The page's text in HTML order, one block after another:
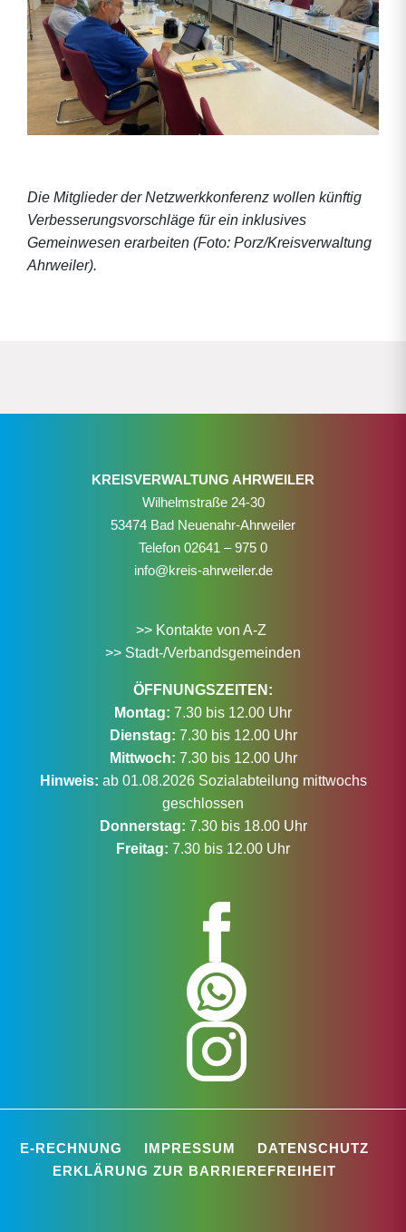
Die Mitglieder der Netzwerkkonferenz wollen künftig
Verbesserungsvorschläge für ein inklusives
Gemeinwesen erarbeiten (Foto: Porz/Kreisverwaltung
Ahrweiler).
KREISVERWALTUNG AHRWEILER
Wilhelmstraße 24-30
53474 Bad Neuenahr-Ahrweiler
Telefon 02641 – 975 0
info@kreis-ahrweiler.de
>> Kontakte von A-Z
>> Stadt-/Verbandsgemeinden
ÖFFNUNGSZEITEN:
Montag: 7.30 bis 12.00 Uhr
Dienstag: 7.30 bis 12.00 Uhr
Mittwoch: 7.30 bis 12.00 Uhr
Hinweis: ab 01.08.2026 Sozialabteilung mittwochs
geschlossen
Donnerstag: 7.30 bis 18.00 Uhr
Freitag: 7.30 bis 12.00 Uhr
E-RECHNUNG IMPRESSUM
DATENSCHUTZ
ERKLÄRUNG ZUR BARRIEREFREIHEIT